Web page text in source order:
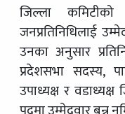
जिल्ला
जनप्रतिनिधिलाई
उनका अनुसार
प्रदेशसभा सदस्य,
उपाध्यक्ष र